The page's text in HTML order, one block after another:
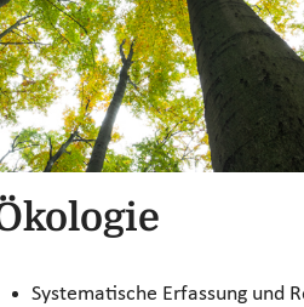
Systematische Erfassung und